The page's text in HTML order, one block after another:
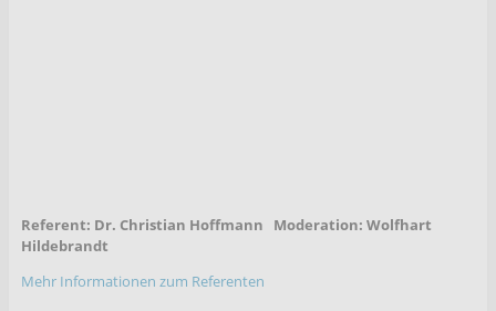
Referent: Dr. Christian Hoffmann Moderation: Wolfhart
Hildebrandt
Mehr Informationen zum Referenten